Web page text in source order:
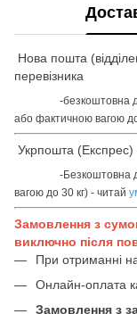
Нова пошта
перевізника
-безкоштовна
або фактичною вагою
Укрпошта (Експрес)
-Безкоштовна
вагою до 30 кг) - читай
Замовлення з
виключно після
При отриманні
Онлайн-оплата
Замовлення з